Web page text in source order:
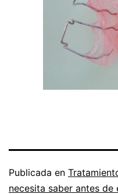
Publicada en
necesita saber antes de